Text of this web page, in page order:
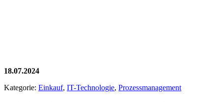
18.07.2024
Kategorie: Einkauf, IT-Technologie, Prozessmanagement